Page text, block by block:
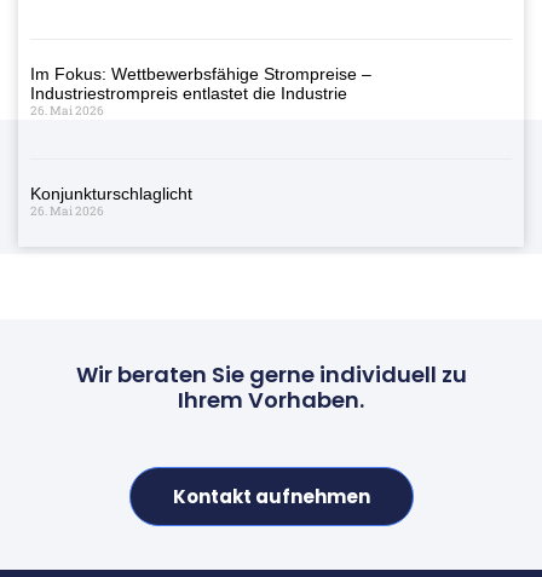
Im Fokus: Wettbewerbsfähige Strompreise –
Industriestrompreis entlastet die Industrie
26. Mai 2026
Konjunkturschlaglicht
26. Mai 2026
Wir beraten Sie gerne individuell zu
Ihrem Vorhaben.
Kontakt aufnehmen